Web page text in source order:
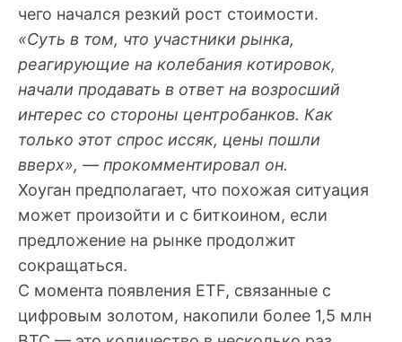
чего начался резкий рост стоимости.
«Суть в том, что участники рынка,
реагирующие на колебания котировок,
начали продавать в ответ на возросший
интерес со стороны центробанков. Как
только этот спрос иссяк, цены пошли
вверх», — прокомментировал он.
Хоуган предполагает, что похожая ситуация
может произойти и с биткоином, если
предложение на рынке продолжит
сокращаться.
С момента появления ETF, связанные с
цифровым золотом, накопили более 1,5 млн